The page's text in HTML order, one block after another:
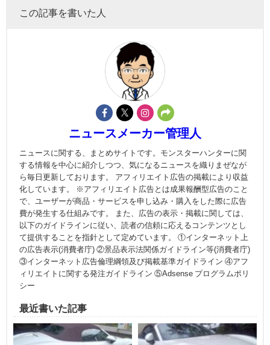
この記事を書いた人
ニュースメーカー管理人
ニュースに関する、まとめサイトです。モンスターハンターに関
する情報を中心に紹介しつつ、気になるニュースを織りまぜなが
ら毎日更新しております。 アフィリエイト広告の掲載により収益
化しています。 ※アフィリエイト広告とは成果報酬型広告のこと
で、ユーザーが商品・サービスを申し込み・購入をした際に広告
費が発生する仕組みです。 また、広告の表示・掲載に関しては、
以下のガイドラインに従い、読者の信頼に応えるコンテンツとし
て提供することを指針として定めています。 ①インターネット上
の広告表示(消費者庁) ②景品表示法関係ガイドライン等(消費者庁)
③インターネット広告倫理綱領及び掲載基準ガイドライン ④アフ
ィリエイトに関する発注ガイドライン ⑤Adsense プログラムポリ
シー
最近書いた記事